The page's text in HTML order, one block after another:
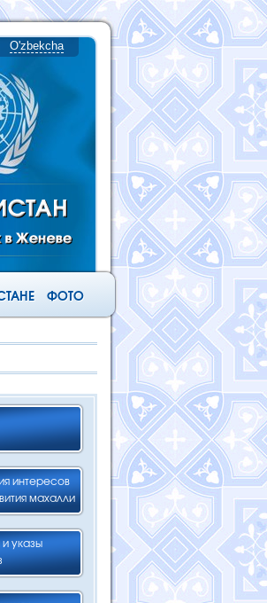
O'zbekcha
ФОТО
интересов
махалли
указы